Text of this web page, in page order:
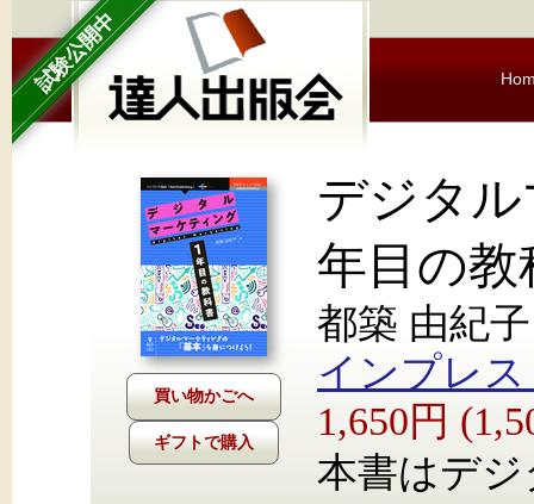
試験公開中
ギフトで購入
デジタ
年目の教
都築 由紀子
インプレス
1,650円
本書はデ